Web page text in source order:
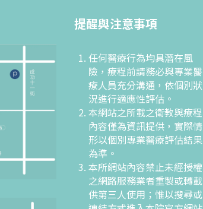
提醒與注意事項
任何醫療行為均具潛在風
險，療程前請務必與專業醫
療人員充分溝通，依個別狀
況進行適應性評估。
本網站之所載之衛教與療程
內容僅為資訊提供，實際情
形以個別專業醫療評估結果
為準。
本所網站內容禁止未經授權
之網路服務業者重製或轉載
供第三人使用；惟以搜尋或